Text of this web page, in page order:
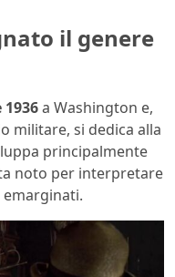
il genere
a Washington e,
militare, si dedica alla
principalmente
noto per interpretare